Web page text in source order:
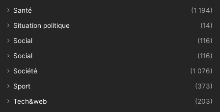
Santé
(1 194)
Situation politique
(14)
Social
(116)
Social
(116)
Société
(1 076)
Sport
(373)
Tech&web
(203)